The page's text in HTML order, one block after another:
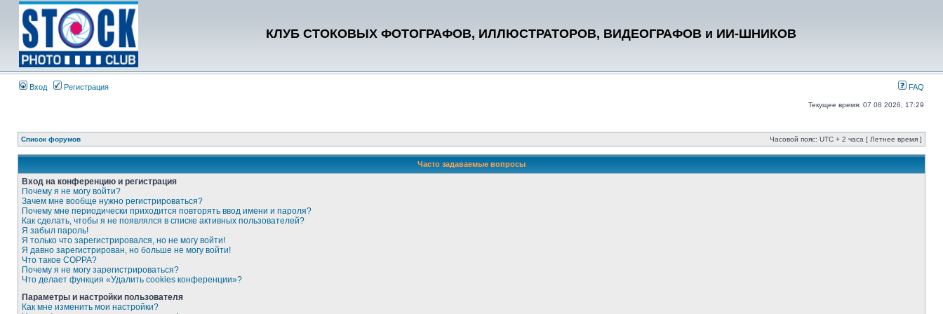
КЛУБ СТОКОВЫХ ФОТОГРАФОВ, ИЛЛЮСТРАТОРОВ, ВИДЕОГРАФОВ и ИИ-ШНИКОВ
Вход Регистрация FAQ
Текущее время: 07 08 2026, 17:29
Список форумов Часовой пояс: UTC + 2 часа [ Летнее время ]
Часто задаваемые вопросы
Вход на конференцию и регистрация
Почему я не могу войти?
Зачем мне вообще нужно регистрироваться?
Почему мне периодически приходится повторять ввод имени и пароля?
Как сделать, чтобы я не появлялся в списке активных пользователей?
Я забыл пароль!
Я только что зарегистрировался, но не могу войти!
Я давно зарегистрирован, но больше не могу войти!
Что такое COPPA?
Почему я не могу зарегистрироваться?
Что делает функция «Удалить cookies конференции»?
Параметры и настройки пользователя
Как мне изменить мои настройки?